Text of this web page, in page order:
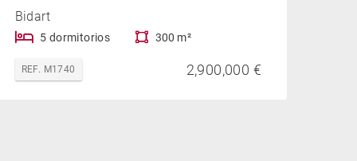
Bidart
5 dormitorios 300 m²
REF. M1740 2,900,000 €